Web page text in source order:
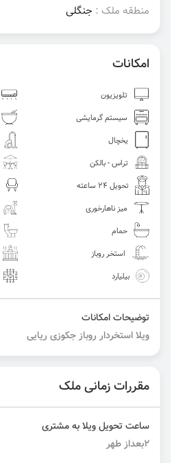
منطقه ملک : جنگلی
امکانات
تلویزیون
سیستم گرمایشی
یخچال
تراس - بالکن
تحویل 24 ساعته
میز ناهارخوری
حمام
استخر روباز
بیلیارد
توضیحات امکانات
ویلا استخردار روباز جکوزی ریایی
مقررات زمانی ملک
ساعت تحویل ویلا به مشتری
2بعداز طهر